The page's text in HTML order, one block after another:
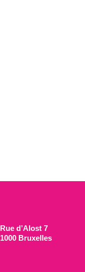
Rue d’Alost 7
1000 Bruxelles